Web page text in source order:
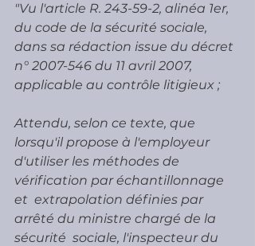
"Vu l'article R. 243-59-2, alinéa 1er,
du code de la sécurité sociale,
dans sa rédaction issue du décret
n° 2007-546 du 11 avril 2007,
applicable au contrôle litigieux ;
Attendu, selon ce texte, que
lorsqu'il propose à l'employeur
d'utiliser les méthodes de
vérification par échantillonnage
et  extrapolation définies par
arrêté du ministre chargé de la
sécurité  sociale, l'inspecteur du